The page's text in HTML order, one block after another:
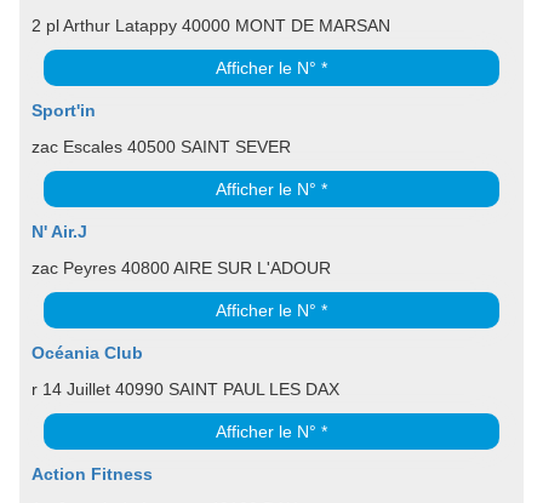
2 pl Arthur Latappy 40000 MONT DE MARSAN
Afficher le N° *
Sport'in
zac Escales 40500 SAINT SEVER
Afficher le N° *
N' Air.J
zac Peyres 40800 AIRE SUR L'ADOUR
Afficher le N° *
Océania Club
r 14 Juillet 40990 SAINT PAUL LES DAX
Afficher le N° *
Action Fitness